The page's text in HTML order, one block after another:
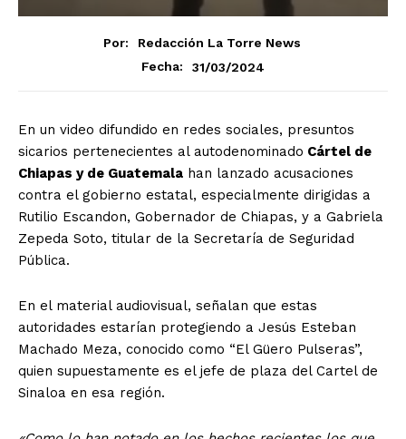
Por:
Redacción La Torre News
Fecha:
31/03/2024
En un video difundido en redes sociales, presuntos
sicarios pertenecientes al autodenominado Cártel de
Chiapas y de Guatemala han lanzado acusaciones
contra el gobierno estatal, especialmente dirigidas a
Rutilio Escandon, Gobernador de Chiapas, y a Gabriela
Zepeda Soto, titular de la Secretaría de Seguridad
Pública.
En el material audiovisual, señalan que estas
autoridades estarían protegiendo a Jesús Esteban
Machado Meza, conocido como “El Güero Pulseras”,
quien supuestamente es el jefe de plaza del Cartel de
Sinaloa en esa región.